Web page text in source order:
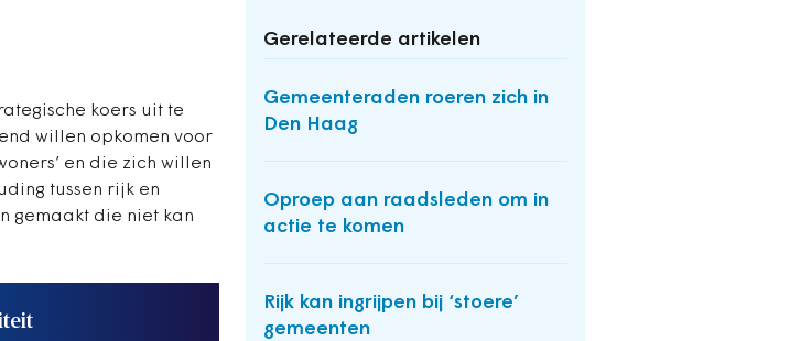
Gerelateerde artikelen
Gemeenteraden roeren zich in
Den Haag
Oproep aan raadsleden om in
actie te komen
Rijk kan ingrijpen bij ‘stoere’
gemeenten
koers uit te
willen opkomen voor
en die zich willen
tussen rijk en
gemaakt die niet kan